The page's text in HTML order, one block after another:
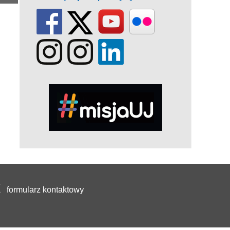
formularz kontaktowy